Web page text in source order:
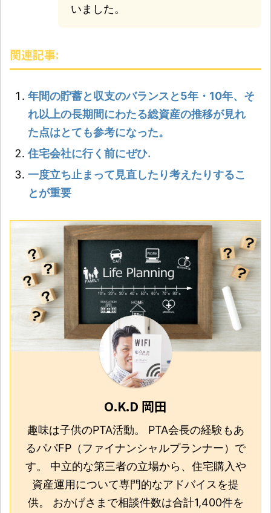
いました。
関連記事:
年間の貯蓄と収支のバランスと5年・10年、そ
れ以上の長期間にわたる総資産の推移が見れ
た点はとても参考になった。
住宅会社に行く前にぜひ.
一度立ち止まって見直したり考えたりするこ
とが重要
O.K.D 岡田
趣味は子供のPTA活動。 PTA会長の経験もあ
るパパFP（ファイナンシャルプランナー）で
す。 中立的な第三者の立場から、住宅購入や
資産運用について専門的なアドバイスを提
供。 おかげさまで相談件数は合計1,400件を